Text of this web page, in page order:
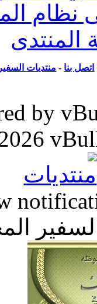
بنا-منتديات السفير
by